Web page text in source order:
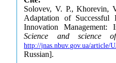
Solovev, V. P., Khorevin,
Adaptation of Successful
Innovation Management:
Science and science
http://jnas.nbuv.gov.ua/article/
Russian].